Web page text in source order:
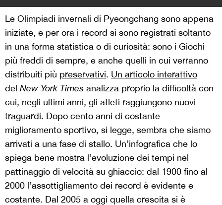
Le Olimpiadi invernali di Pyeongchang sono appena
iniziate, e per ora i record si sono registrati soltanto
in una forma statistica o di curiosità: sono i Giochi
più freddi di sempre, e anche quelli in cui verranno
distribuiti più preservativi. Un articolo interattivo
del New York Times analizza proprio la difficoltà con
cui, negli ultimi anni, gli atleti raggiungono nuovi
traguardi. Dopo cento anni di costante
miglioramento sportivo, si legge, sembra che siamo
arrivati a una fase di stallo. Un’infografica che lo
spiega bene mostra l’evoluzione dei tempi nel
pattinaggio di velocità su ghiaccio: dal 1900 fino al
2000 l’assottigliamento dei record è evidente e
costante. Dal 2005 a oggi quella crescita si è